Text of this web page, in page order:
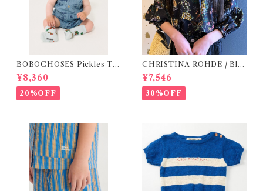
BOBOCHOSES Pickles Th
e Dog all over denim plays
uit /9-24m
¥8,360
20%OFF
CHRISTINA ROHDE / Blo
use ( 12-14Y)
¥7,546
30%OFF